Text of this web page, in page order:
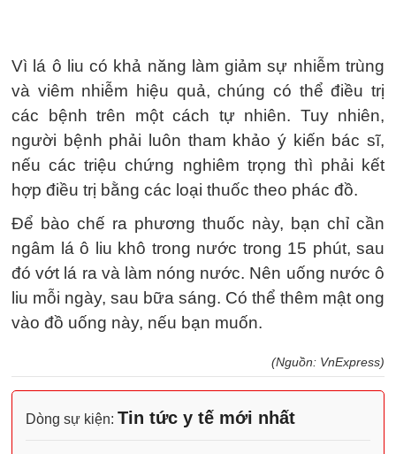
Vì lá ô liu có khả năng làm giảm sự nhiễm trùng
và viêm nhiễm hiệu quả, chúng có thể điều trị
các bệnh trên một cách tự nhiên. Tuy nhiên,
người bệnh phải luôn tham khảo ý kiến ​​bác sĩ,
nếu các triệu chứng nghiêm trọng thì phải kết
hợp điều trị bằng các loại thuốc theo phác đồ.
Để bào chế ra phương thuốc này, bạn chỉ cần
ngâm lá ô liu khô trong nước trong 15 phút, sau
đó vớt lá ra và làm nóng nước. Nên uống nước ô
liu mỗi ngày, sau bữa sáng. Có thể thêm mật ong
vào đồ uống này, nếu bạn muốn.
(Nguồn: VnExpress)
Dòng sự kiện: Tin tức y tế mới nhất